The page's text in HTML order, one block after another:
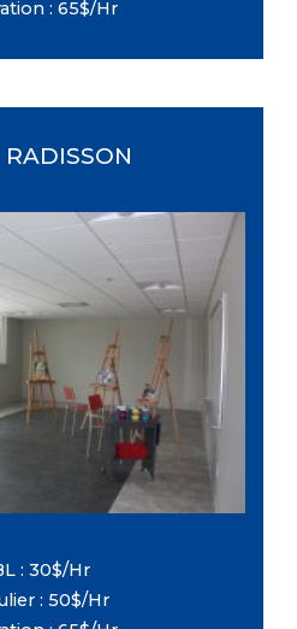
: 65$/Hr
: 35 pi X 16 pi
: Deuxième
: 25 personnes
et chaises (Inclus
sans frais
: 30$/Hr
: 50$/Hr